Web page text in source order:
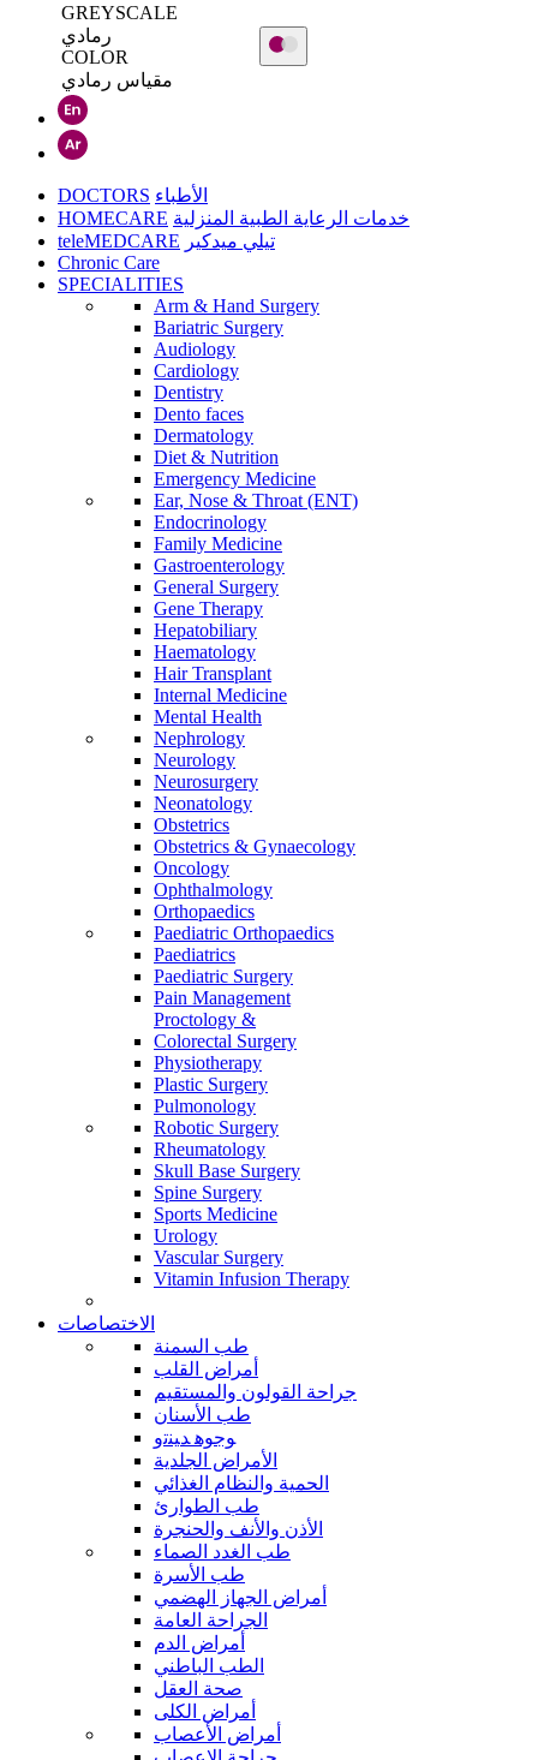
GREYSCALE
رمادي
COLOR
مقياس رمادي
DOCTORS الأطباء
HOMECARE خدمات الرعاية الطبية المنزلية
teleMEDCARE تيلي ميدكير
Chronic Care
SPECIALITIES
Arm & Hand Surgery
Bariatric Surgery
Audiology
Cardiology
Dentistry
Dento faces
Dermatology
Diet & Nutrition
Emergency Medicine
Ear, Nose & Throat (ENT)
Endocrinology
Family Medicine
Gastroenterology
General Surgery
Gene Therapy
Hepatobiliary
Haematology
Hair Transplant
Internal Medicine
Mental Health
Nephrology
Neurology
Neurosurgery
Neonatology
Obstetrics
Obstetrics & Gynaecology
Oncology
Ophthalmology
Orthopaedics
Paediatric Orthopaedics
Paediatrics
Paediatric Surgery
Pain Management
Proctology &
Colorectal Surgery
Physiotherapy
Plastic Surgery
Pulmonology
Robotic Surgery
Rheumatology
Skull Base Surgery
Spine Surgery
Sports Medicine
Urology
Vascular Surgery
Vitamin Infusion Therapy
الاختصاصات
طب السمنة
أمراض القلب
جراحة القولون والمستقيم
طب الأسنان
ﻮﺟﻮﻫ ﺪﻴﻨﺗﻭ
الأمراض الجلدية
الحمية والنظام الغذائي
طب الطوارئ
الأذن والأنف والحنجرة
طب الغدد الصماء
طب الأسرة
أمراض الجهاز الهضمي
الجراحة العامة
أمراض الدم
الطب الباطني
صحة العقل
أمراض الكلى
أمراض الأعصاب